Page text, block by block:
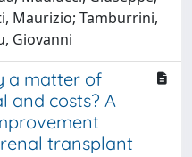
Maurizio; Tamburrini,
Giovanni
a matter of
and costs? A
transplant